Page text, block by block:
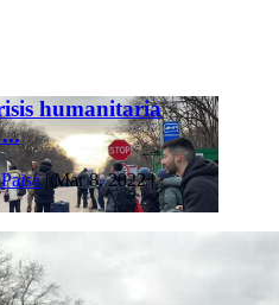
humanitaria
|Mar 8, 2022|